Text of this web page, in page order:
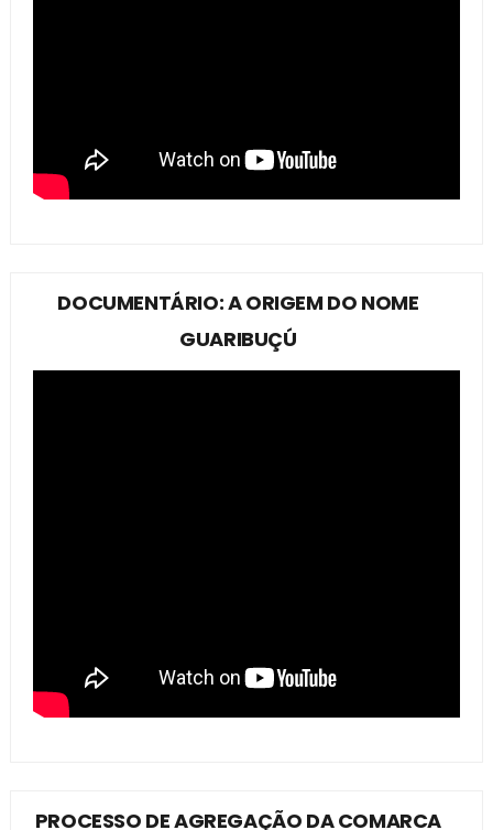
DOCUMENTÁRIO: A ORIGEM DO NOME
GUARIBUÇÚ
PROCESSO DE AGREGAÇÃO DA COMARCA